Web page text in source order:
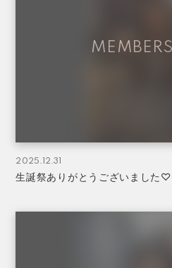
2025.12.31
生誕祭ありがとうございました♡